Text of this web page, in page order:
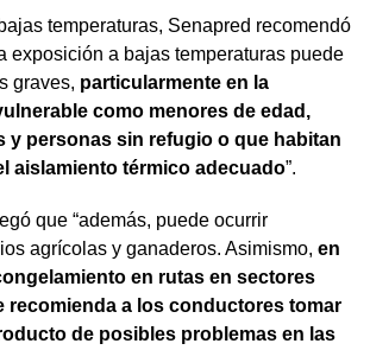
temperaturas, Senapred recomendó
exposición a bajas temperaturas puede
graves, particularmente en la
como menores de edad,
y personas sin refugio o que habitan
aislamiento térmico adecuado”.
que “además, puede ocurrir
agrícolas y ganaderos. Asimismo, en
en rutas en sectores
recomienda a los conductores tomar
de posibles problemas en las